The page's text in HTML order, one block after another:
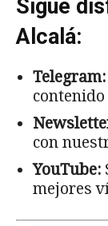
Sigue
Alcalá:
Telegram:
con
YouTube:
mejores